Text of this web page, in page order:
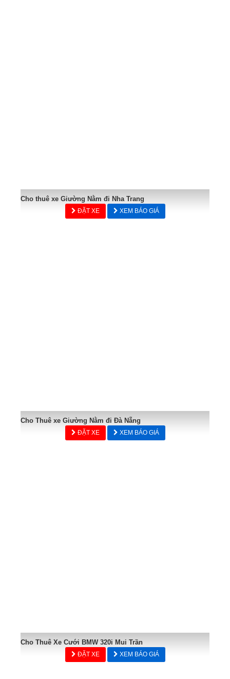
Cho thuê xe Giường Nằm đi Nha Trang
ĐẶT XE XEM BÁO GIÁ
Cho Thuê xe Giường Nằm đi Đà Nẵng
ĐẶT XE XEM BÁO GIÁ
Cho Thuê Xe Cưới BMW 320i Mui Trần
ĐẶT XE XEM BÁO GIÁ